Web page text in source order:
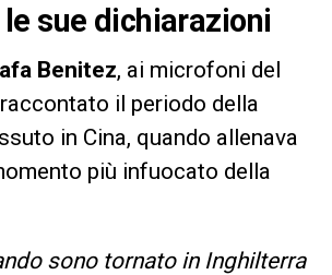
sue dichiarazioni
Benitez, ai microfoni del
il periodo della
in Cina, quando allenava
più infuocato della
sono tornato in Inghilterra